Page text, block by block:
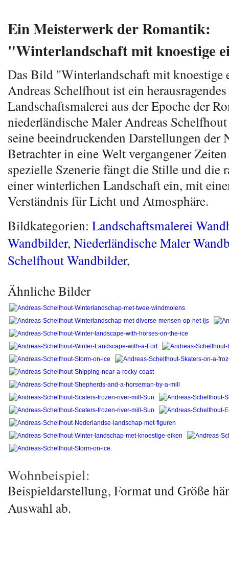
Ein Meisterwerk der Romantik:
"Winterlandschaft mit knoestige
Das Bild "Winterlandschaft mit knoestige
Andreas Schelfhout ist ein
Landschaftsmalerei aus der Epoche der
niederländische Maler Andreas
seine beeindruckenden Darstellungen der
Betrachter in eine Welt vergangener
spezielle Szenerie fängt die Stille und die
einer winterlichen Landschaft ein, mit
Verständnis für Licht und Atmosphäre.
Bildkategorien: Landschaftsmalerei
Wandbilder, Niederländische Maler
Schelfhout Wandbilder,
Ähnliche Bilder
Wohnbeispiel:
Beispieldarstellung, Format und Größe
Auswahl ab.